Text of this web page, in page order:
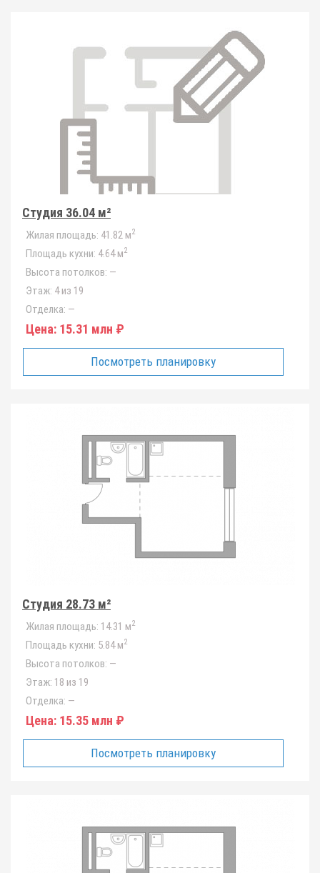
Студия 36.04 м²
Жилая площадь: 41.82 м2
Площадь кухни: 4.64 м2
Высота потолков: —
Этаж: 4 из 19
Отделка: —
Цена: 15.31 млн ₽
Посмотреть планировку
Студия 28.73 м²
Жилая площадь: 14.31 м2
Площадь кухни: 5.84 м2
Высота потолков: —
Этаж: 18 из 19
Отделка: —
Цена: 15.35 млн ₽
Посмотреть планировку